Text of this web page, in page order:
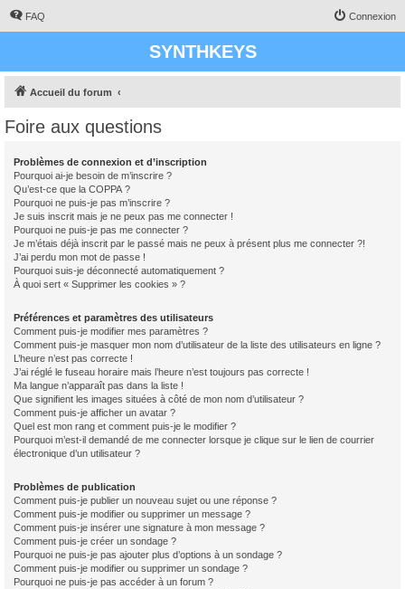
FAQ Connexion
SYNTHKEYS
Accueil du forum
Foire aux questions
Problèmes de connexion et d’inscription
Pourquoi ai-je besoin de m’inscrire ?
Qu’est-ce que la COPPA ?
Pourquoi ne puis-je pas m’inscrire ?
Je suis inscrit mais je ne peux pas me connecter !
Pourquoi ne puis-je pas me connecter ?
Je m’étais déjà inscrit par le passé mais ne peux à présent plus me connecter ?!
J’ai perdu mon mot de passe !
Pourquoi suis-je déconnecté automatiquement ?
À quoi sert « Supprimer les cookies » ?
Préférences et paramètres des utilisateurs
Comment puis-je modifier mes paramètres ?
Comment puis-je masquer mon nom d’utilisateur de la liste des utilisateurs en ligne ?
L’heure n’est pas correcte !
J’ai réglé le fuseau horaire mais l’heure n’est toujours pas correcte !
Ma langue n’apparaît pas dans la liste !
Que signifient les images situées à côté de mon nom d’utilisateur ?
Comment puis-je afficher un avatar ?
Quel est mon rang et comment puis-je le modifier ?
Pourquoi m’est-il demandé de me connecter lorsque je clique sur le lien de courrier
électronique d’un utilisateur ?
Problèmes de publication
Comment puis-je publier un nouveau sujet ou une réponse ?
Comment puis-je modifier ou supprimer un message ?
Comment puis-je insérer une signature à mon message ?
Comment puis-je créer un sondage ?
Pourquoi ne puis-je pas ajouter plus d’options à un sondage ?
Comment puis-je modifier ou supprimer un sondage ?
Pourquoi ne puis-je pas accéder à un forum ?